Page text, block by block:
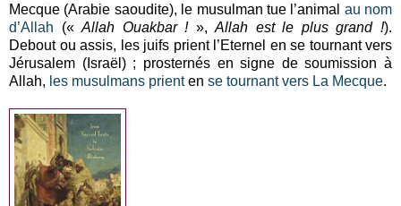
Mecque (Arabie saoudite), le musulman tue l’animal au nom
d’Allah («Allah Ouakbar !»,Allah est le plus grand !).
Debout ou assis, les juifs prient l’Eternel en se tournant vers
Jérusalem (Israël) ; prosternés en signe de soumission à
Allah, les musulmans prienten se tournant vers La Mecque.